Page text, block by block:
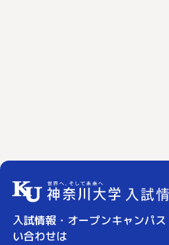
入試情報・オープンキャンパ
い合わせは